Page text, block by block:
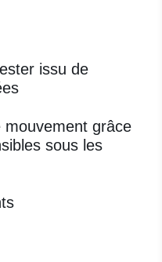
issu de
mouvement grâce
sous les